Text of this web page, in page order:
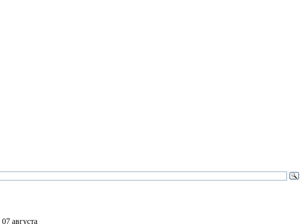
07 августа